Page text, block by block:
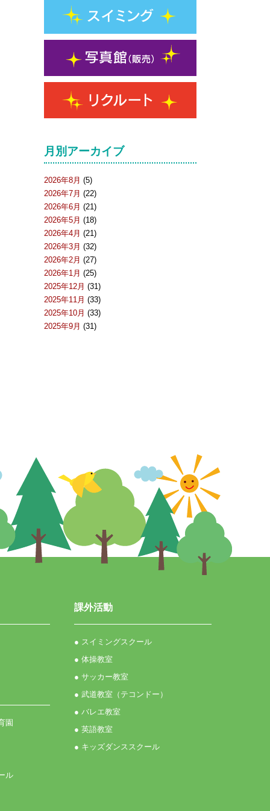
月別アーカイブ
2026年8月 (5)
2026年7月 (22)
2026年6月 (21)
2026年5月 (18)
2026年4月 (21)
2026年3月 (32)
2026年2月 (27)
2026年1月 (25)
2025年12月 (31)
2025年11月 (33)
2025年10月 (33)
2025年9月 (31)
園
ル
課外活動
● スイミングスクール
● 体操教室
● サッカー教室
● 武道教室（テコンドー）
● バレエ教室
● 英語教室
● キッズダンススクール